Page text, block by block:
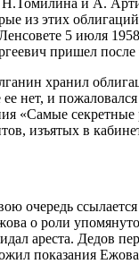
и А.
из этих
5 июля
пришел
хранил
нет, и
изъятых в
очередь
о роли
ареста. Дедов
показания